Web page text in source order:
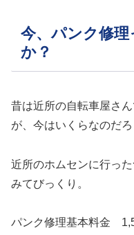
今、パンク修
か？
昔は近所の自転車屋さ
が、今はいくらなのだろ
近所のホムセンに行っ
みてびっくり。
パンク修理基本料金